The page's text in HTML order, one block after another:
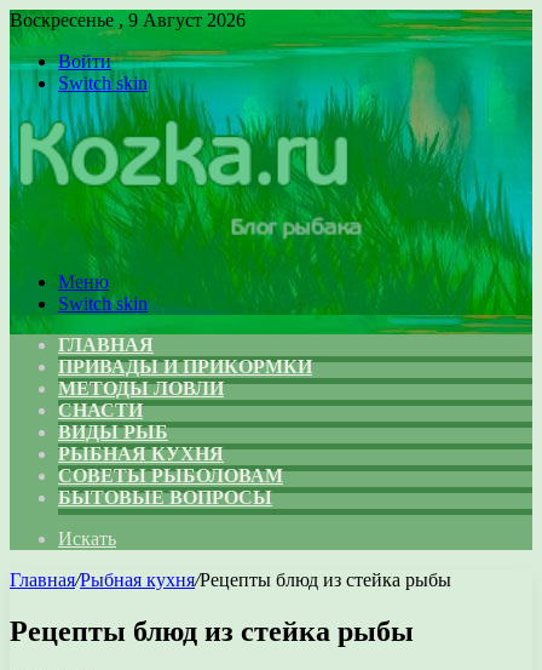
Воскресенье , 9 Август 2026
Войти
Switch skin
Меню
Switch skin
ГЛАВНАЯ
ПРИВАДЫ И ПРИКОРМКИ
МЕТОДЫ ЛОВЛИ
СНАСТИ
ВИДЫ РЫБ
РЫБНАЯ КУХНЯ
СОВЕТЫ РЫБОЛОВАМ
БЫТОВЫЕ ВОПРОСЫ
Искать
Главная/Рыбная кухня/Рецепты блюд из стейка рыбы
Рецепты блюд из стейка рыбы